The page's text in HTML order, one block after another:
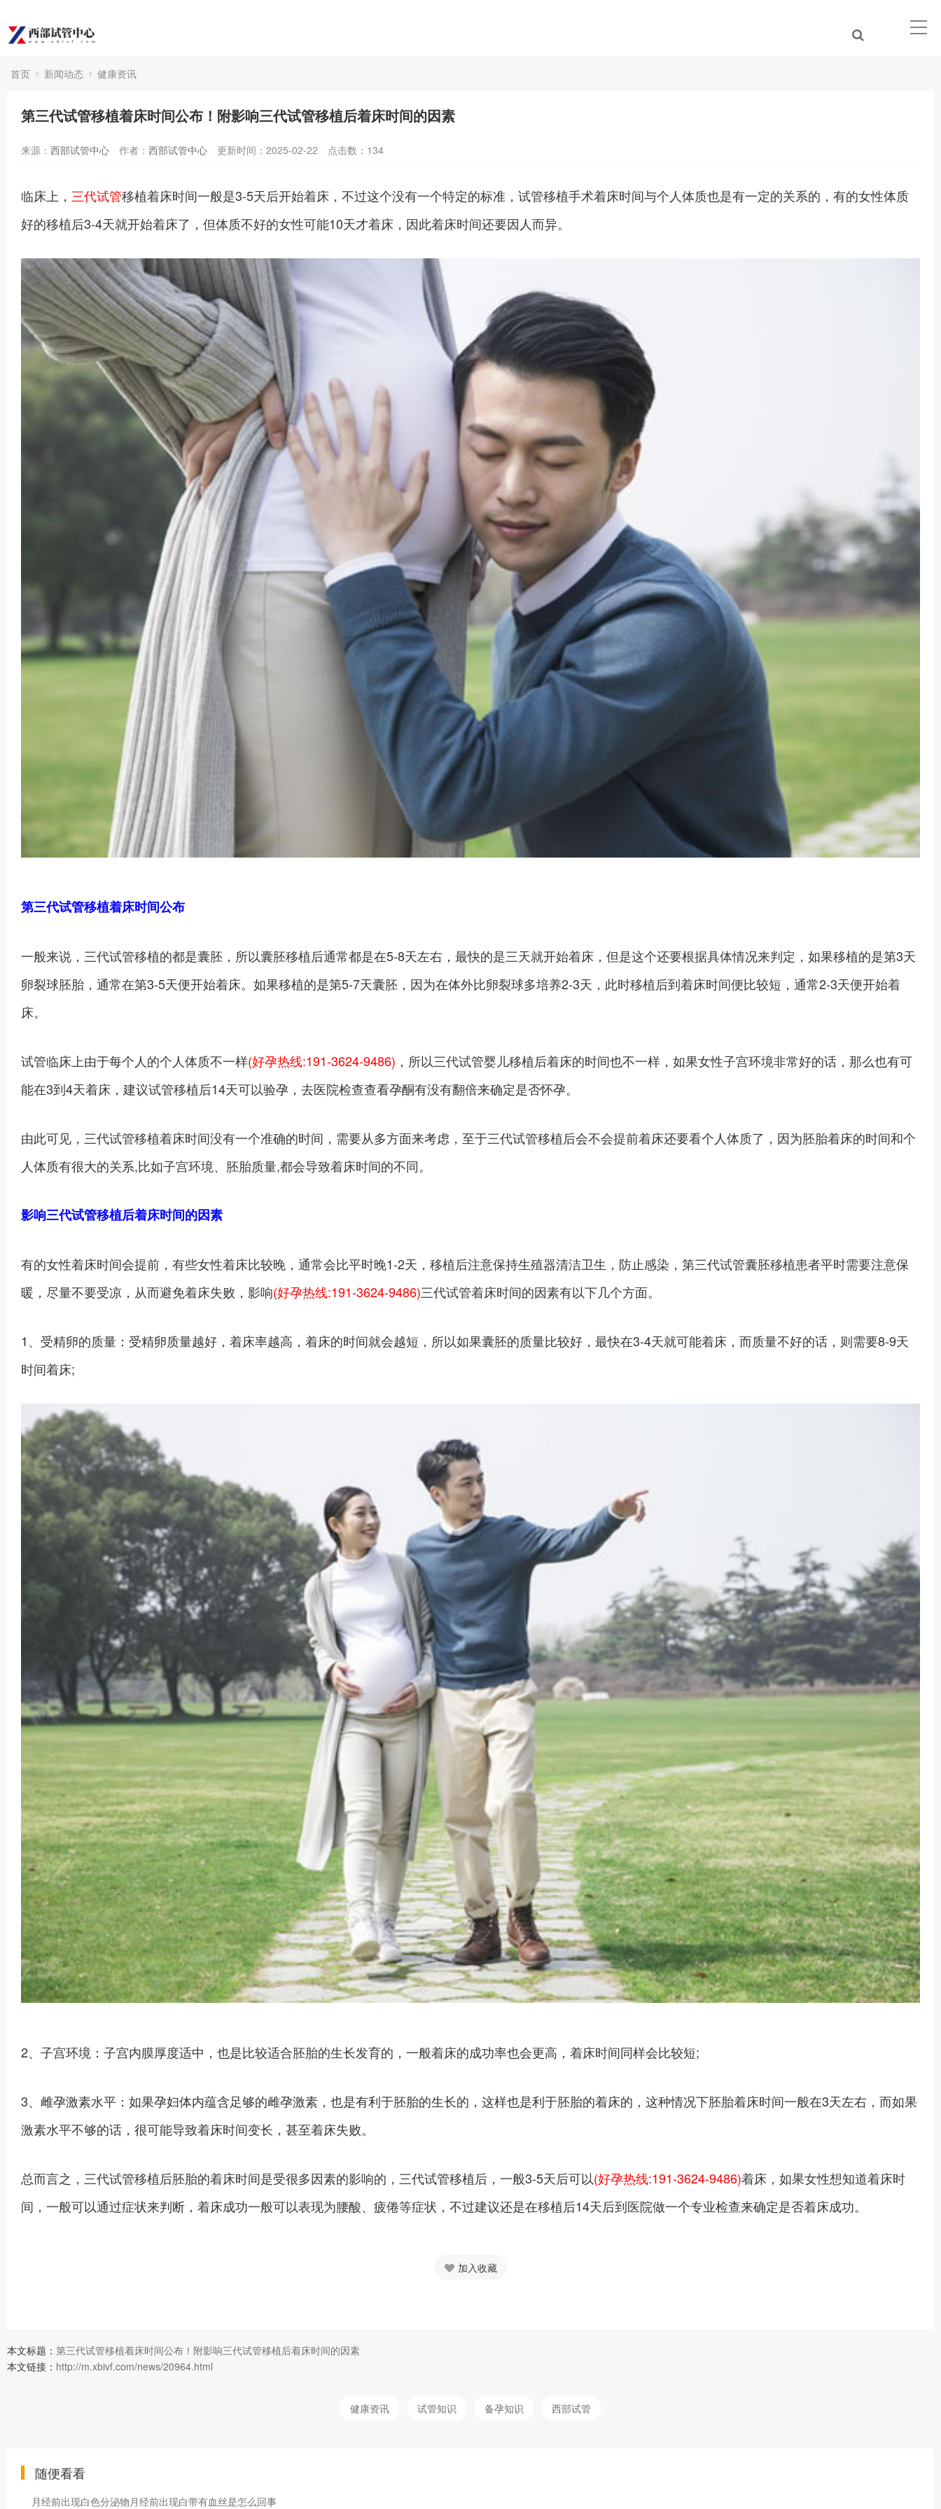
首页 新闻动态 健康资讯
第三代试管移植着床时间公布！附影响三代试管移植后着床时间的因素
来源： 西部试管中心 作者： 西部试管中心 更新时间：2025-02-22 点击数： 134
临床上， 三代试管移植着床时间一般是3-5天后开始着床，不过这个没有一个特定的标准，试管移植手术着床时间与个人体质也是有一定的关系的，有的女性体质
好的移植后3-4天就开始着床了，但体质不好的女性可能10天才着床，因此着床时间还要因人而异。
第三代试管移植着床时间公布
一般来说，三代试管移植的都是囊胚，所以囊胚移植后通常都是在5-8天左右，最快的是三天就开始着床，但是这个还要根据具体情况来判定，如果移植的是第3天
卵裂球胚胎，通常在第3-5天便开始着床。如果移植的是第5-7天囊胚，因为在体外比卵裂球多培养2-3天，此时移植后到着床时间便比较短，通常2-3天便开始着
床。
试管临床上由于每个人的个人体质不一样(好孕热线:191-3624-9486) ，所以三代试管婴儿移植后着床的时间也不一样，如果女性子宫环境非常好的话，那么也有可
能在3到4天着床，建议试管移植后14天可以验孕，去医院检查查看孕酮有没有翻倍来确定是否怀孕。
由此可见，三代试管移植着床时间没有一个准确的时间，需要从多方面来考虑，至于三代试管移植后会不会提前着床还要看个人体质了，因为胚胎着床的时间和个
人体质有很大的关系,比如子宫环境、胚胎质量,都会导致着床时间的不同。
影响三代试管移植后着床时间的因素
有的女性着床时间会提前，有些女性着床比较晚，通常会比平时晚1-2天，移植后注意保持生殖器清洁卫生，防止感染，第三代试管囊胚移植患者平时需要注意保
暖，尽量不要受凉，从而避免着床失败，影响(好孕热线:191-3624-9486)三代试管着床时间的因素有以下几个方面。
1、受精卵的质量：受精卵质量越好，着床率越高，着床的时间就会越短，所以如果囊胚的质量比较好，最快在3-4天就可能着床，而质量不好的话，则需要8-9天
时间着床;
2、子宫环境：子宫内膜厚度适中，也是比较适合胚胎的生长发育的，一般着床的成功率也会更高，着床时间同样会比较短;
3、雌孕激素水平：如果孕妇体内蕴含足够的雌孕激素，也是有利于胚胎的生长的，这样也是利于胚胎的着床的，这种情况下胚胎着床时间一般在3天左右，而如果
激素水平不够的话，很可能导致着床时间变长，甚至着床失败。
总而言之，三代试管移植后胚胎的着床时间是受很多因素的影响的，三代试管移植后，一般3-5天后可以(好孕热线:191-3624-9486)着床，如果女性想知道着床时
间，一般可以通过症状来判断，着床成功一般可以表现为腰酸、疲倦等症状，不过建议还是在移植后14天后到医院做一个专业检查来确定是否着床成功。
加入收藏
本文标题： 第三代试管移植着床时间公布！附影响三代试管移植后着床时间的因素
本文链接： http://m.xbivf.com/news/20964.html
健康资讯 试管知识 备孕知识 西部试管
随便看看
月经前出现白色分泌物月经前出现白带有血丝是怎么回事